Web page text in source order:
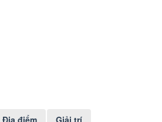
Địa điểm Giải trí